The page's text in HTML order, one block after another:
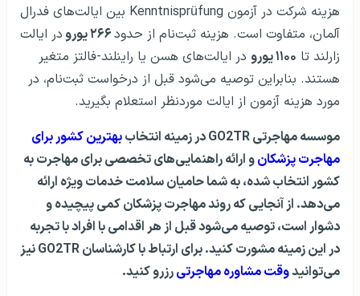
هزینه شرکت در آزمون Kenntnisprüfung بین ایالت‌های فدرال
آلمان، متفاوت است. هزینه ثبت‌نام از حدود
در ایالت
زارلند تا ۱۱۰۰ یورو
در ایالت‌های هسن یا راینلند-فالتز متغیر
هستند. بنابراین توصیه می‌شود قبل از درخواست ثبت‌نام، در
مورد هزینه آزمون از ایالت موردنظر استعلام بگیرید.
موسسه مهاجرتی GO2TR در زمینه انتخاب
بهترین کشور برای
مهاجرت پزشکانو ارائه راهنمایی‌های تخصصی برای مهاجرت به
کشور انتخاب شده، به شما حامیان سلامت خدمات ویژه ارائه
می‌دهد. از آنجایی که روند مهاجرت پزشکان کمی پیچیده و
دشوار است، توصیه می‌شود قبل از هر اقدامی با افراد با تجربه
در این زمینه مشورت کنید. برای ارتباط با کارشناسان GO2TR نیز
می‌توانیدوقت مشاوره مهاجرتیرزرو کنید.